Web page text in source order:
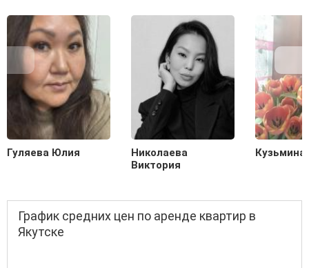
Гуляева Юлия
Николаева
Виктория
График средних цен по аренде квартир в
Якутске